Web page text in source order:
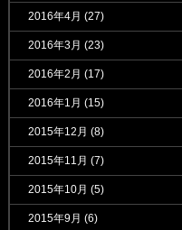
2016年4月 (27)
2016年3月 (23)
2016年2月 (17)
2016年1月 (15)
2015年12月 (8)
2015年11月 (7)
2015年10月 (5)
2015年9月 (6)